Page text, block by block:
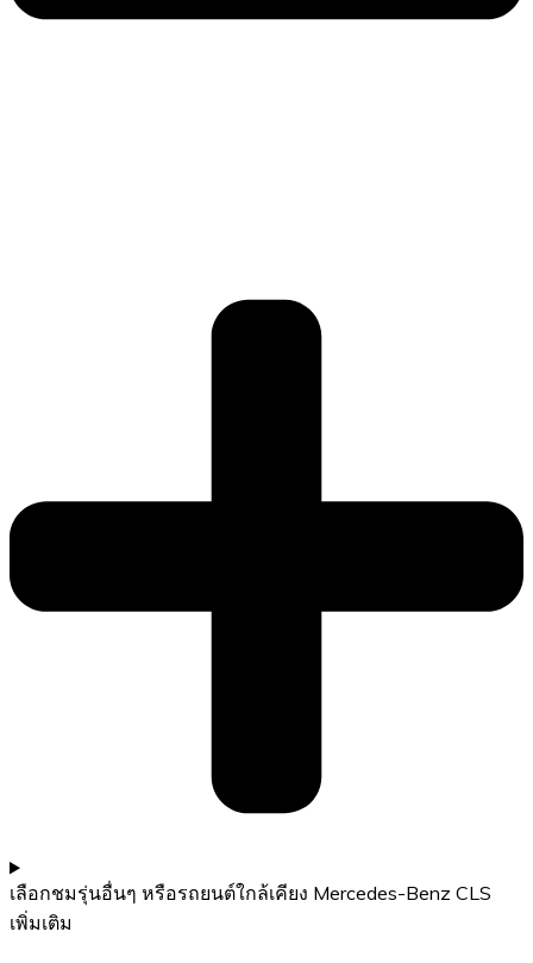
เลือกชมรุ่นอื่นๆ หรือรถยนต์ใกล้เคียง Mercedes-Benz CLS
เพิ่มเติม